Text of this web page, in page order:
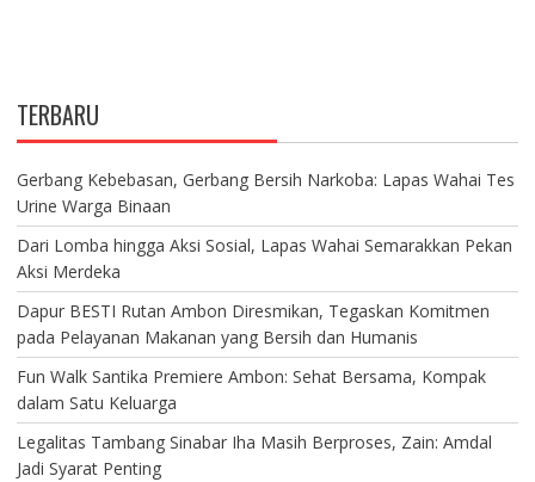
TERBARU
Gerbang Kebebasan, Gerbang Bersih Narkoba: Lapas Wahai Tes
Urine Warga Binaan
Dari Lomba hingga Aksi Sosial, Lapas Wahai Semarakkan Pekan
Aksi Merdeka
Dapur BESTI Rutan Ambon Diresmikan, Tegaskan Komitmen
pada Pelayanan Makanan yang Bersih dan Humanis
Fun Walk Santika Premiere Ambon: Sehat Bersama, Kompak
dalam Satu Keluarga
Legalitas Tambang Sinabar Iha Masih Berproses, Zain: Amdal
Jadi Syarat Penting